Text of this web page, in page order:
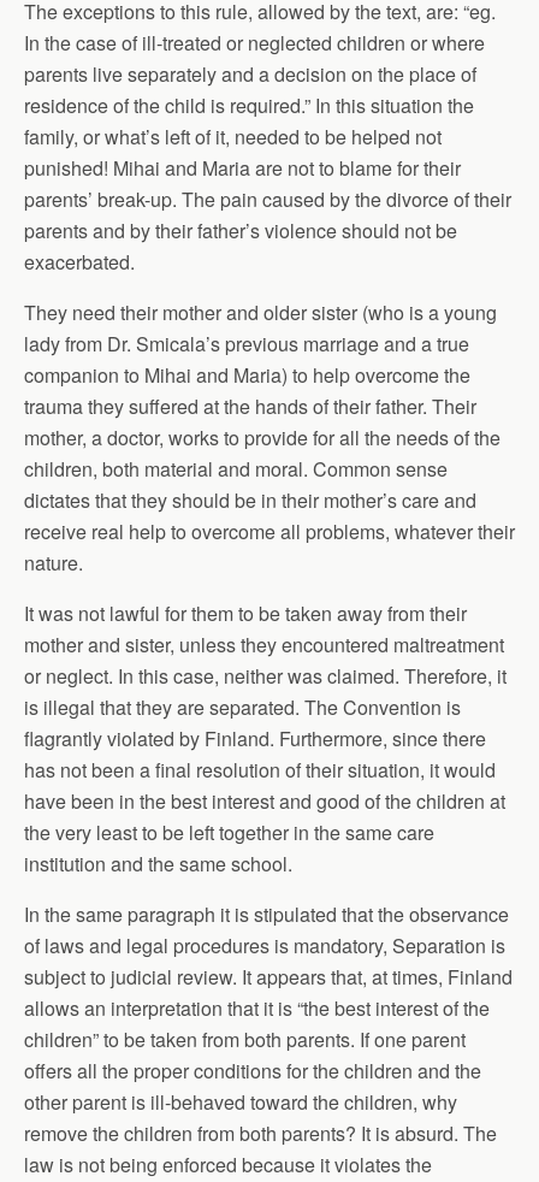
The exceptions to this rule, allowed by the text, are: “eg.
In the case of ill-treated or neglected children or where
parents live separately and a decision on the place of
residence of the child is required.” In this situation the
family, or what’s left of it, needed to be helped not
punished! Mihai and Maria are not to blame for their
parents’ break-up. The pain caused by the divorce of their
parents and by their father’s violence should not be
exacerbated.
They need their mother and older sister (who is a young
lady from Dr. Smicala’s previous marriage and a true
companion to Mihai and Maria) to help overcome the
trauma they suffered at the hands of their father. Their
mother, a doctor, works to provide for all the needs of the
children, both material and moral. Common sense
dictates that they should be in their mother’s care and
receive real help to overcome all problems, whatever their
nature.
It was not lawful for them to be taken away from their
mother and sister, unless they encountered maltreatment
or neglect. In this case, neither was claimed. Therefore, it
is illegal that they are separated. The Convention is
flagrantly violated by Finland. Furthermore, since there
has not been a final resolution of their situation, it would
have been in the best interest and good of the children at
the very least to be left together in the same care
institution and the same school.
In the same paragraph it is stipulated that the observance
of laws and legal procedures is mandatory, Separation is
subject to judicial review. It appears that, at times, Finland
allows an interpretation that it is “the best interest of the
children” to be taken from both parents. If one parent
offers all the proper conditions for the children and the
other parent is ill-behaved toward the children, why
remove the children from both parents? It is absurd. The
law is not being enforced because it violates the